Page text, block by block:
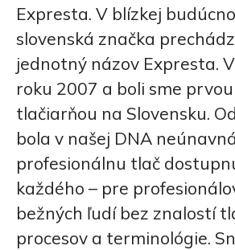
Expresta. V blízkej
slovenská značka
jednotný názov Expresta.
roku 2007 a boli sme
tlačiarňou na Slovensku.
bola v našej DNA
profesionálnu tlač
každého – pre
bežných ľudí bez znalostí
procesov a terminológie.